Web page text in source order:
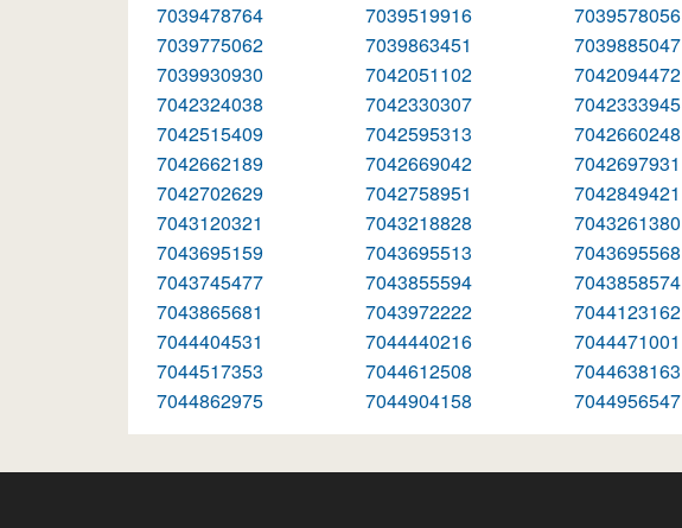
7039478764
7039519916 7039578056
7039775062
7039863451 7039885047
7039930930
7042051102 7042094472
7042324038
7042330307 7042333945
7042515409
7042595313 7042660248
7042662189
7042669042 7042697931
7042702629
7042758951 7042849421
7043120321
7043218828 7043261380
7043695159
7043695513 7043695568
7043745477
7043855594 7043858574
7043865681
7043972222 7044123162
7044404531
7044440216 7044471001
7044517353
7044612508 7044638163
7044862975
7044904158 7044956547